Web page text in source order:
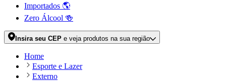
Importados 🌎
Zero Álcool 🍻
Insira seu CEP e veja produtos na sua região
Home
Esporte e Lazer
Externo